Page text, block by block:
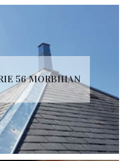
56 MORBIHAN